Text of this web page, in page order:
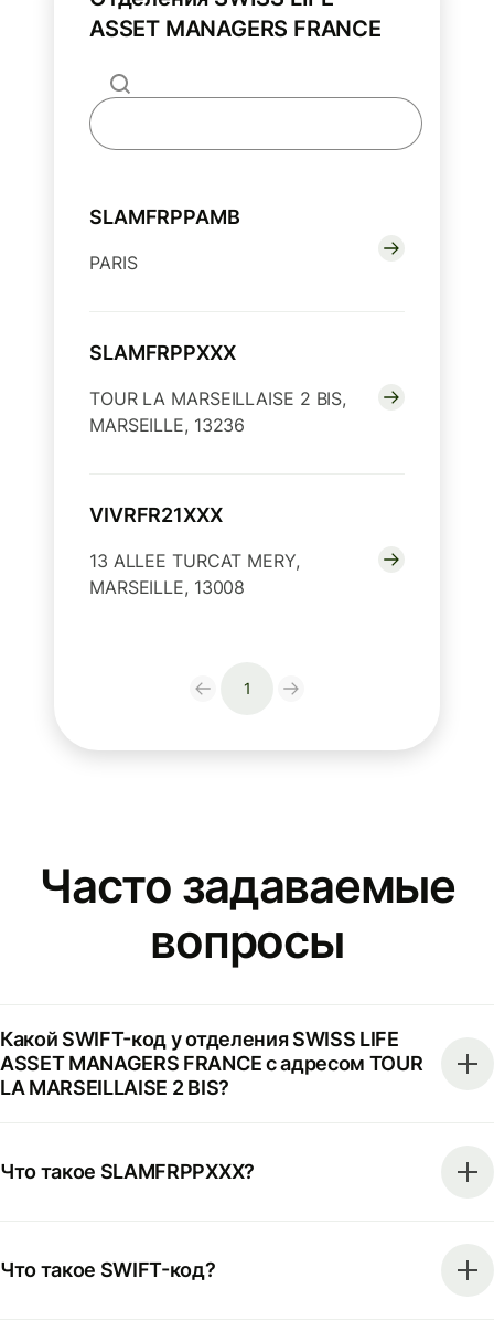
ASSET MANAGERS FRANCE
SLAMFRPPAMB
PARIS
SLAMFRPPXXX
TOUR LA MARSEILLAISE 2 BIS,
MARSEILLE, 13236
VIVRFR21XXX
13 ALLEE TURCAT MERY,
MARSEILLE, 13008
1
Часто задаваемые
вопросы
Какой SWIFT-код у отделения SWISS LIFE
ASSET MANAGERS FRANCE с адресом TOUR
LA MARSEILLAISE 2 BIS?
Что такое SLAMFRPPXXX?
Что такое SWIFT-код?